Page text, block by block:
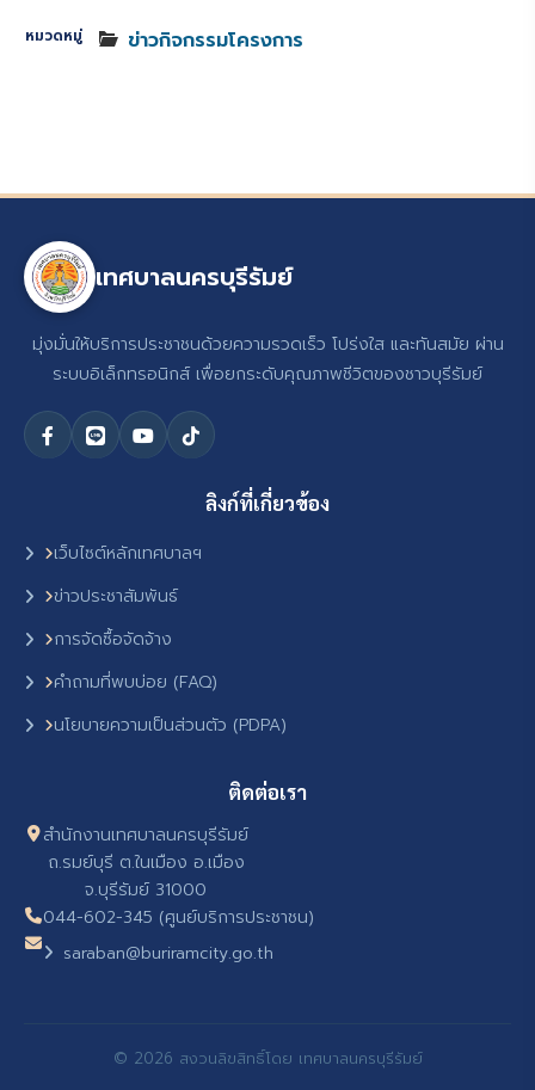
หมวดหมู่ ข่าวกิจกรรมโครงการ
เทศบาลนครบุรีรัมย์
มุ่งมั่นให้บริการประชาชนด้วยความรวดเร็ว โปร่งใส และทันสมัย ผ่าน
ระบบอิเล็กทรอนิกส์ เพื่อยกระดับคุณภาพชีวิตของชาวบุรีรัมย์
ลิงก์ที่เกี่ยวข้อง
เว็บไซต์หลักเทศบาลฯ
ข่าวประชาสัมพันธ์
การจัดซื้อจัดจ้าง
คำถามที่พบบ่อย (FAQ)
นโยบายความเป็นส่วนตัว (PDPA)
ติดต่อเรา
สำนักงานเทศบาลนครบุรีรัมย์
ถ.รมย์บุรี ต.ในเมือง อ.เมือง
จ.บุรีรัมย์ 31000
044-602-345 (ศูนย์บริการประชาชน)
saraban@buriramcity.go.th
© 2026 สงวนลิขสิทธิ์โดย เทศบาลนครบุรีรัมย์